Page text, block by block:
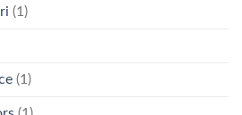
(1)
(1)